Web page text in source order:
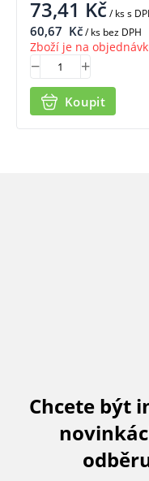
73,41 Kč/ kss
60,67 Kč/ ks bez DPH
Zboží je na
Koupit
Chcete být